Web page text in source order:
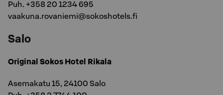
Puh. +358 20 1234 695
vaakuna.rovaniemi@sokoshotels.fi
Salo
Original Sokos Hotel Rikala
Asemakatu 15, 24100 Salo